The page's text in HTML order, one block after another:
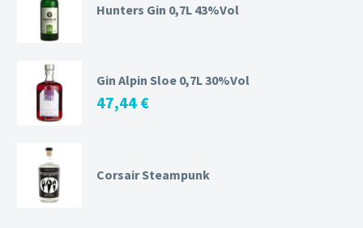
Hunters Gin 0,7L 43%Vol
Gin Alpin Sloe 0,7L 30%Vol
47,44 €
Corsair Steampunk